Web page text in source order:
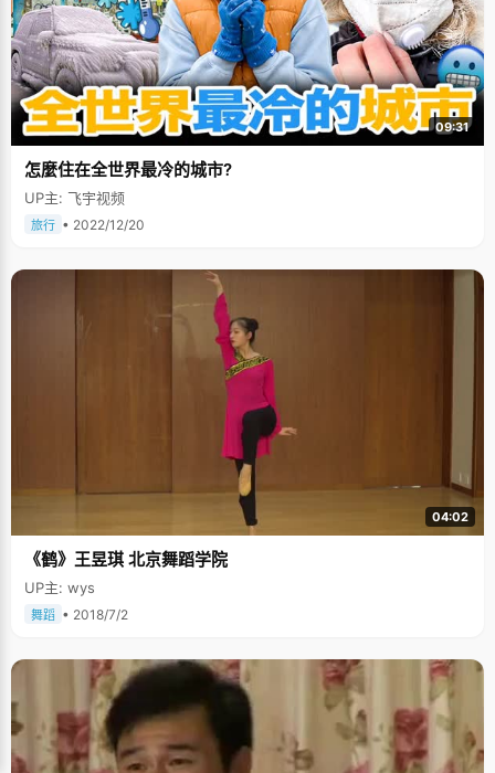
09:31
怎麼住在全世界最冷的城市?
UP主: 飞宇视频
旅行 • 2022/12/20
04:02
《鹤》王昱琪 北京舞蹈学院
UP主: wys
舞蹈 • 2018/7/2